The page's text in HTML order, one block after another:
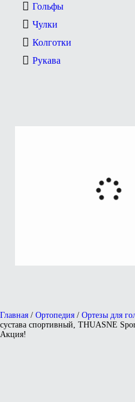
Главная / Ортопедия / Ортезы для
сустава спортивный, THUASNE
Акция!
Гольфы
Чулки
Колготки
Рукава